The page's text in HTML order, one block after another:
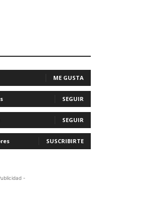
ME GUSTA
SEGUIR
SEGUIR
SUSCRIBIRTE
-